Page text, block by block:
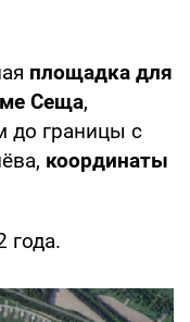
площадка для
Сеща,
до границы с
координаты
года.